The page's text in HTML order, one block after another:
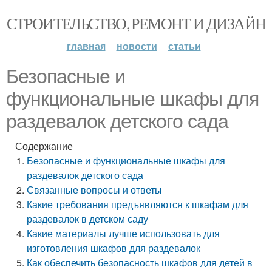
СТРОИТЕЛЬСТВО, РЕМОНТ И ДИЗАЙН
главная новости статьи
Безопасные и
функциональные шкафы для
раздевалок детского сада
Содержание
Безопасные и функциональные шкафы для
раздевалок детского сада
Связанные вопросы и ответы
Какие требования предъявляются к шкафам для
раздевалок в детском саду
Какие материалы лучше использовать для
изготовления шкафов для раздевалок
Как обеспечить безопасность шкафов для детей в